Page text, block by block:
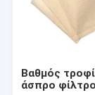
Βαθμός
άσπρο φίλτρο